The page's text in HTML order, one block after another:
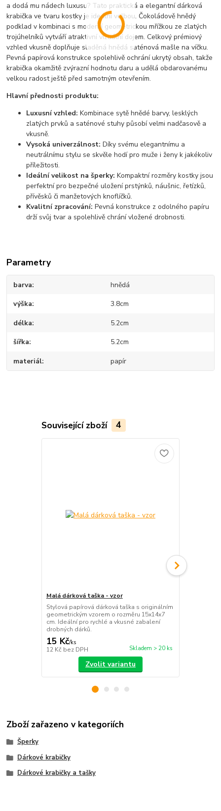
a dodá mu nádech luxusu? Tato praktická a elegantní dárková
krabička ve tvaru kostky je ideální volbou. Čokoládově hnědý
podklad v kombinaci s moderní geometrickou mřížkou ze zlatých
trojúhelníků vytváří atraktivní vizuální dojem. Celkový prémiový
vzhled vkusně doplňuje sladěná hnědá saténová mašle na víčku.
Pevná papírová konstrukce spolehlivě ochrání ukrytý obsah, takže
krabička okamžitě zvýrazní hodnotu daru a udělá obdarovanému
velkou radost ještě před samotným otevřením.
Hlavní přednosti produktu:
Luxusní vzhled: Kombinace sytě hnědé barvy, lesklých
zlatých prvků a saténové stuhy působí velmi nadčasově a
vkusně.
Vysoká univerzálnost: Díky svému elegantnímu a
neutrálnímu stylu se skvěle hodí pro muže i ženy k jakékoliv
příležitosti.
Ideální velikost na šperky: Kompaktní rozměry kostky jsou
perfektní pro bezpečné uložení prstýnků, náušnic, řetízků,
přívěsků či manžetových knoflíčků.
Kvalitní zpracování: Pevná konstrukce z odolného papíru
drží svůj tvar a spolehlivě chrání vložené drobnosti.
Parametry
barva hnědá
výška 3.8cm
délka 5.2cm
šířka 5.2cm
materiál papír
Související zboží 4
Malá dárková taška - vzor
Stylová papírová dárková taška s originálním
geometrickým vzorem o rozměru 15x14x7
cm. Ideální pro rychlé a vkusné zabalení
drobných dárků.
15 Kč/ks
12 Kč bez DPH Skladem > 20 ks
Zvolit variantu
Zboží zařazeno v kategoriích
Šperky
Dárkové krabičky
Dárkové krabičky a tašky